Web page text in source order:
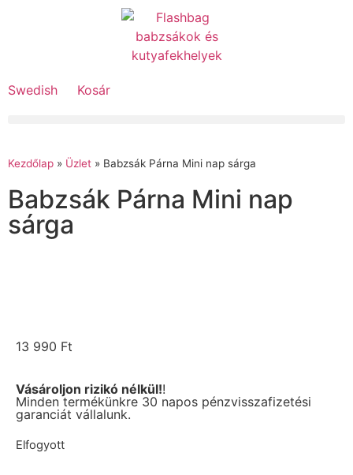
Swedish Kosár
Kezdőlap » Üzlet » Babzsák Párna Mini nap sárga
Babzsák Párna Mini nap
sárga
13 990 Ft
Vásároljon rizikó nélkül!!
Minden termékünkre 30 napos pénzvisszafizetési
garanciát vállalunk.
Elfogyott